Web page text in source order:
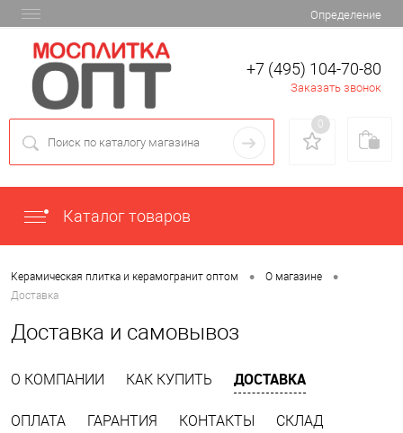
Определение
+7 (495) 104-70-80
Заказать звонок
0
Каталог товаров
Керамическая плитка и керамогранит оптом • О магазине •
Доставка
Доставка и самовывоз
О КОМПАНИИ КАК КУПИТЬ ДОСТАВКА
ОПЛАТА ГАРАНТИЯ КОНТАКТЫ СКЛАД